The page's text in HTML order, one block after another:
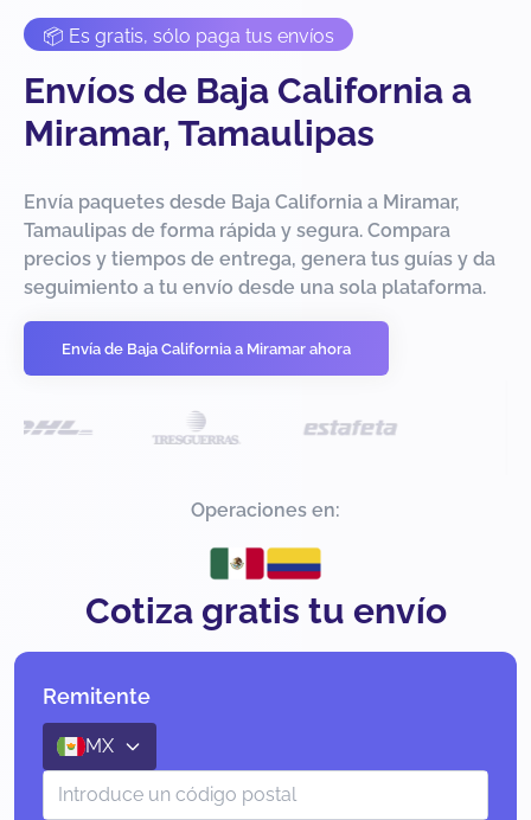
📦 Es gratis, sólo paga tus envíos
Envíos de Baja California a
Miramar, Tamaulipas
Envía paquetes desde Baja California a Miramar,
Tamaulipas de forma rápida y segura. Compara
precios y tiempos de entrega, genera tus guías y da
seguimiento a tu envío desde una sola plataforma.
Envía de Baja California a Miramar ahora
Operaciones en:
Cotiza gratis tu envío
Remitente
MX